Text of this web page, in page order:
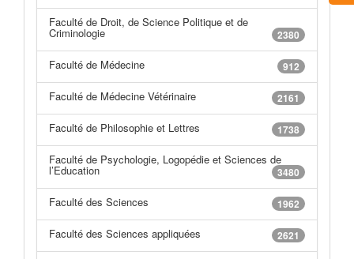
Faculté de Droit, de Science Politique et de
Criminologie 2380
Faculté de Médecine 912
Faculté de Médecine Vétérinaire 2161
Faculté de Philosophie et Lettres 1738
Faculté de Psychologie, Logopédie et Sciences de
l’Education 3480
Faculté des Sciences 1962
Faculté des Sciences appliquées 2621